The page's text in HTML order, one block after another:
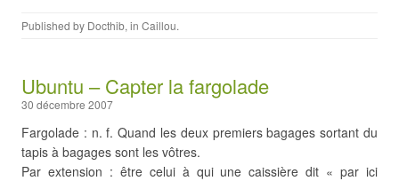
Published by Docthib, in Caillou.
Ubuntu – Capter la fargolade
30 décembre 2007
Fargolade : n. f. Quand les deux premiers bagages sortant du
tapis à bagages sont les vôtres.
Par extension : être celui à qui une caissière dit « par ici